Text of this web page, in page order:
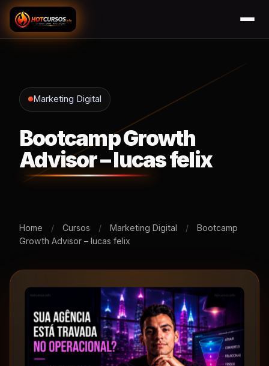
Marketing Digital
Bootcamp Growth
Advisor – lucas felix
Home / Cursos / Marketing Digital /
Bootcamp
Growth Advisor – lucas felix